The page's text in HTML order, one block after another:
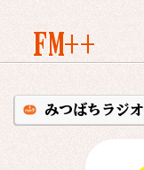
FM++
みつばちラジオ